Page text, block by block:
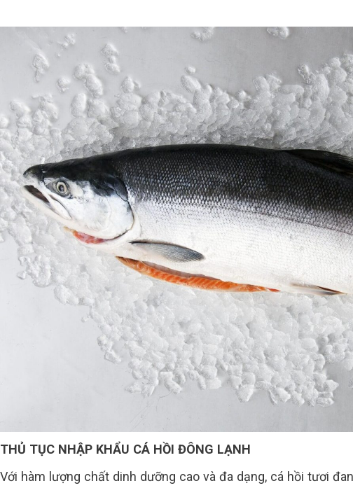
THỦ TỤC NHẬP KHẨU CÁ HỒI ĐÔNG LẠNH
Với hàm lượng chất dinh dưỡng cao và đa dạng, cá hồi tươi